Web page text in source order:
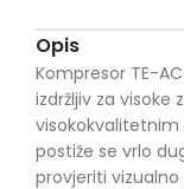
Opis
Kompresor TE-
izdržljiv za visoke
postiže se vrlo
provjeriti